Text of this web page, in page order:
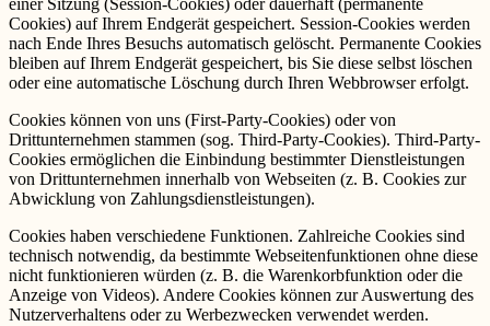
einer Sitzung (Session-Cookies) oder dauerhaft (permanente
Cookies) auf Ihrem Endgerät gespeichert. Session-Cookies werden
nach Ende Ihres Besuchs automatisch gelöscht. Permanente Cookies
bleiben auf Ihrem Endgerät gespeichert, bis Sie diese selbst löschen
oder eine automatische Löschung durch Ihren Webbrowser erfolgt.
Cookies können von uns (First-Party-Cookies) oder von
Drittunternehmen stammen (sog. Third-Party-Cookies). Third-Party-
Cookies ermöglichen die Einbindung bestimmter Dienstleistungen
von Drittunternehmen innerhalb von Webseiten (z. B. Cookies zur
Abwicklung von Zahlungsdienstleistungen).
Cookies haben verschiedene Funktionen. Zahlreiche Cookies sind
technisch notwendig, da bestimmte Webseitenfunktionen ohne diese
nicht funktionieren würden (z. B. die Warenkorbfunktion oder die
Anzeige von Videos). Andere Cookies können zur Auswertung des
Nutzerverhaltens oder zu Werbezwecken verwendet werden.